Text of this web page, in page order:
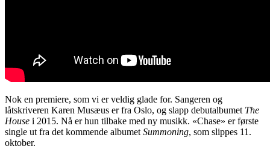
Nok en premiere, som vi er veldig glade for. Sangeren og
låtskriveren Karen Musæus er fra Oslo, og slapp debutalbumet The
House i 2015. Nå er hun tilbake med ny musikk. «Chase» er første
single ut fra det kommende albumetSummoning, som slippes 11.
oktober.